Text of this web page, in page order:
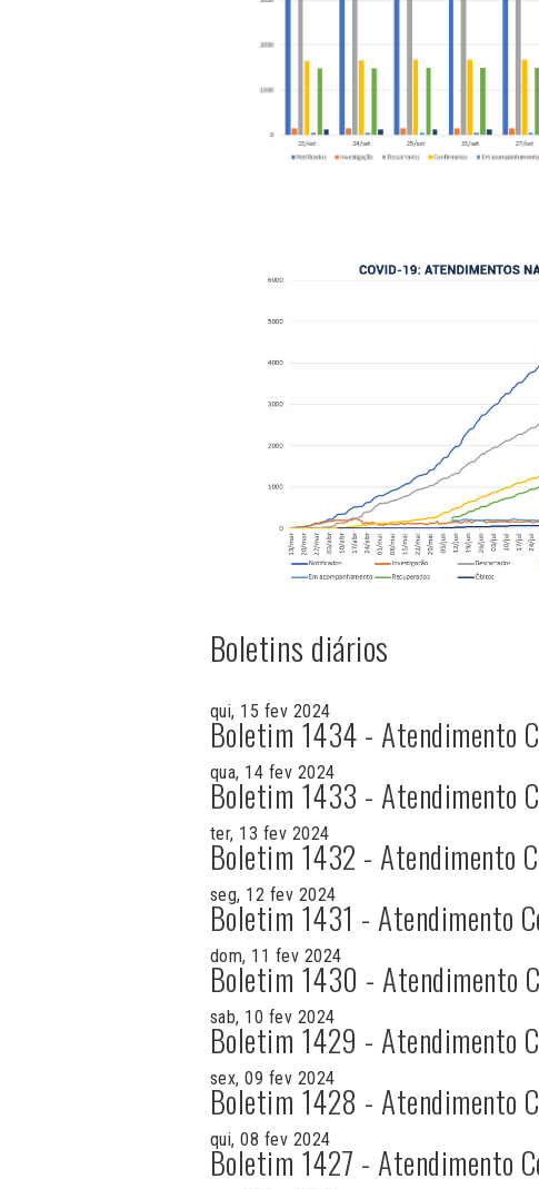
Boletins diários
qui, 15 fev 2024
Boletim 1434 - Atendimento
qua, 14 fev 2024
Boletim 1433 - Atendimento
ter, 13 fev 2024
Boletim 1432 - Atendimento
seg, 12 fev 2024
Boletim 1431 - Atendimento
dom, 11 fev 2024
Boletim 1430 - Atendimento
sab, 10 fev 2024
Boletim 1429 - Atendimento
sex, 09 fev 2024
Boletim 1428 - Atendimento
qui, 08 fev 2024
Boletim 1427 - Atendimento